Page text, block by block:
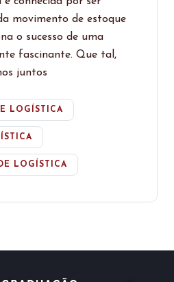
movimento de estoque
o sucesso de uma
fascinante. Que tal,
juntos
LOGÍSTICA
LOGÍSTICA